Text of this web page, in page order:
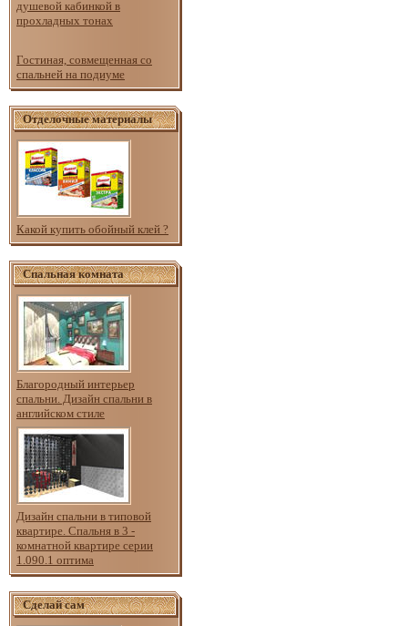
душевой кабинкой в
прохладных тонах
Гостиная, совмещенная со
спальней на подиуме
Отделочные материалы
Какой купить обойный клей ?
Спальная комната
Благородный интерьер
спальни. Дизайн спальни в
английском стиле
Дизайн спальни в типовой
квартире. Спальня в 3 -
комнатной квартире серии
1.090.1 оптима
Сделай сам